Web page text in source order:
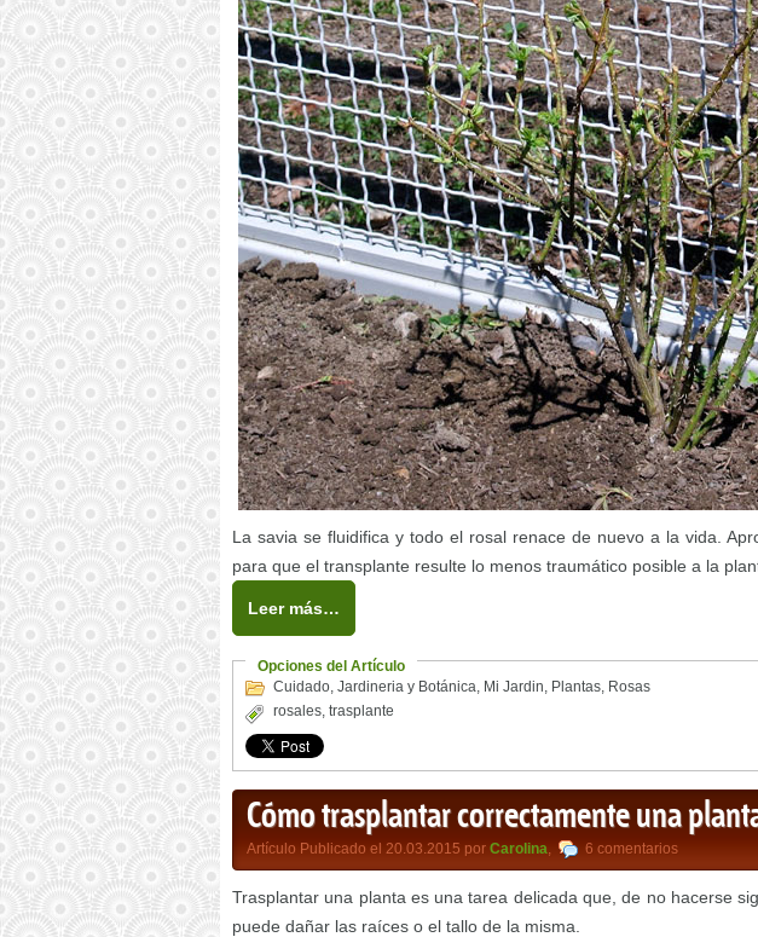
La savia se fluidifica y todo el rosal renace de nuevo a la vida.
para que el transplante resulte lo menos traumático posible a la
Leer más…
Opciones del Artículo
Cuidado, Jardineria y Botánica, Mi Jardin, Plantas, Rosas
rosales, trasplante
Cómo trasplantar correctamente una
Artículo Publicado el 20.03.2015 por Carolina, 6 comentarios
Trasplantar una planta es una tarea delicada que, de no hacerse
puede dañar las raíces o el tallo de la misma.